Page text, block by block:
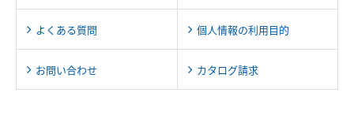
よくある質問 個人情報の利用目的
お問い合わせ カタログ請求